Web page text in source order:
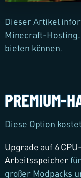
Dieser Artikel
Minecraft-
bieten können.
PREMIUM-
Diese Option kostet
Upgrade auf 6
Arbeitsspeicher
großer Modpacks